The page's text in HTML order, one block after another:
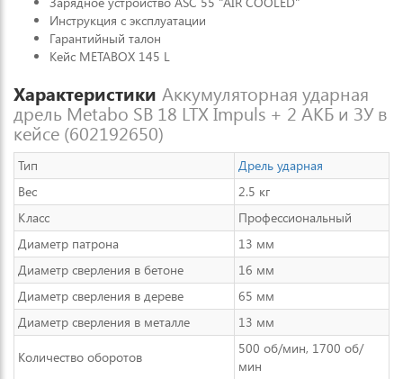
Инструкция с эксплуатации
Гарантийный талон
Кейс METABOX 145 L
Характеристики Аккумуляторная ударная
дрель Metabo SB 18 LTX Impuls + 2 АКБ и ЗУ в
кейсе (602192650)
Тип
Дрель ударная
Вес
2.5 кг
Класс
Профессиональный
Диаметр патрона
13 мм
Диаметр сверления в бетоне
16 мм
Диаметр сверления в дереве
65 мм
Диаметр сверления в металле
13 мм
Количество оборотов
500 об/мин, 1700 об/
мин